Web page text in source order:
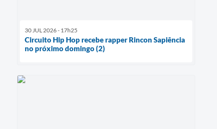
30 JUL 2026 - 17h25
Circuito Hip Hop recebe rapper Rincon Sapiência
no próximo domingo (2)